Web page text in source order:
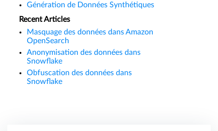
Génération de Données Synthétiques
Recent Articles
Masquage des données dans Amazon
OpenSearch
Anonymisation des données dans
Snowflake
Obfuscation des données dans
Snowflake